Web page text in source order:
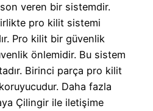
veren bir sistemdir.
pro kilit sistemi
Pro kilit bir güvenlik
önlemidir. Bu sistem
Birinci parça pro kilit
Daha fazla
Çilingir ile iletişime